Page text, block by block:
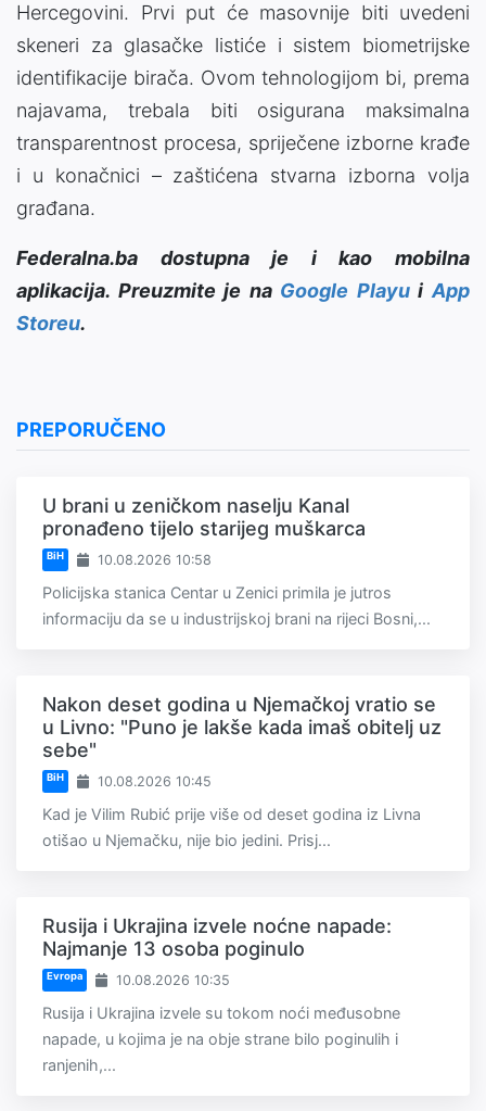
Hercegovini. Prvi put će masovnije biti uvedeni
skeneri za glasačke listiće i sistem biometrijske
identifikacije birača. Ovom tehnologijom bi, prema
najavama, trebala biti osigurana maksimalna
transparentnost procesa, spriječene izborne krađe
i u konačnici – zaštićena stvarna izborna volja
građana.
Federalna.ba dostupna je i kao mobilna
aplikacija. Preuzmite je na Google PlayuiApp
Storeu.
PREPORUČENO
U brani u zeničkom naselju Kanal
pronađeno tijelo starijeg muškarca
BiH 10.08.2026 10:58
Policijska stanica Centar u Zenici primila je jutros
informaciju da se u industrijskoj brani na rijeci Bosni,...
Nakon deset godina u Njemačkoj vratio se
u Livno: "Puno je lakše kada imaš obitelj uz
sebe"
BiH 10.08.2026 10:45
Kad je Vilim Rubić prije više od deset godina iz Livna
otišao u Njemačku, nije bio jedini. Prisj...
Rusija i Ukrajina izvele noćne napade:
Najmanje 13 osoba poginulo
Evropa 10.08.2026 10:35
Rusija i Ukrajina izvele su tokom noći međusobne
napade, u kojima je na obje strane bilo poginulih i
ranjenih,...